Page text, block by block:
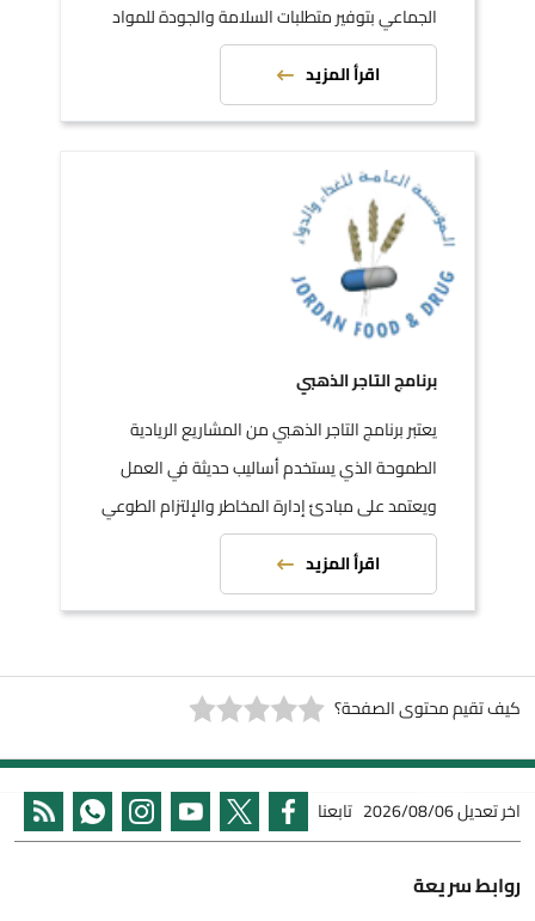
الجماعي بتوفير متطلبات السلامة والجودة للمواد
الغذائية
اقرأ المزيد
برنامج التاجر الذهبي
يعتبر برنامج التاجر الذهبي من المشاريع الريادية
الطموحة الذي يستخدم أساليب حديثة في العمل
ويعتمد على مبادئ إدارة المخاطر والإلتزام الطوعي
بالمتطلبات الخاصة بالمؤسسة.
اقرأ المزيد
كيف تقيم محتوى الصفحة؟
اخر تعديل2026/08/06 تابعنا
روابط سريعة